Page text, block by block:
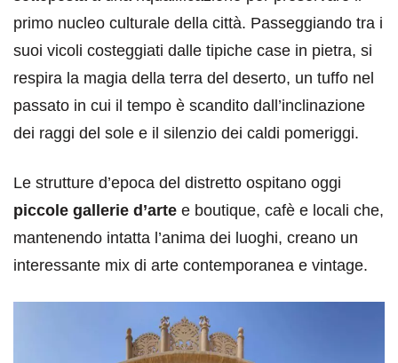
primo nucleo culturale della città. Passeggiando tra i
suoi vicoli costeggiati dalle tipiche case in pietra, si
respira la magia della terra del deserto, un tuffo nel
passato in cui il tempo è scandito dall’inclinazione
dei raggi del sole e il silenzio dei caldi pomeriggi.
Le strutture d’epoca del distretto ospitano oggi
piccole gallerie d’arte e boutique, cafè e locali che,
mantenendo intatta l’anima dei luoghi, creano un
interessante mix di arte contemporanea e vintage.